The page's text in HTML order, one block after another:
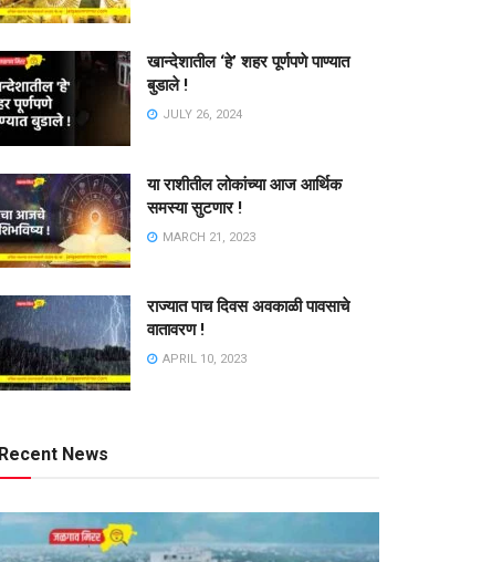
खान्देशातील ‘हे’ शहर पूर्णपणे पाण्यात
बुडाले !
JULY 26, 2024
या राशीतील लोकांच्या आज आर्थिक
समस्या सुटणार !
MARCH 21, 2023
राज्यात पाच दिवस अवकाळी पावसाचे
वातावरण !
APRIL 10, 2023
Recent News